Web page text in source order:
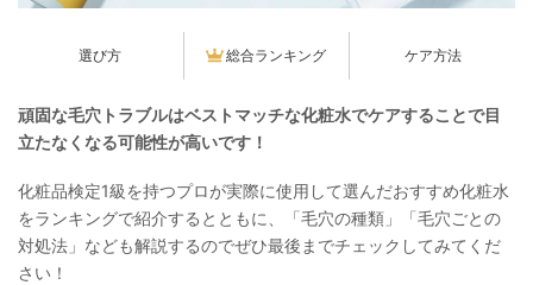
選び方 総合ランキング ケア方法
頑固な毛穴トラブルはベストマッチな化粧水でケアすることで目
立たなくなる可能性が高いです！
化粧品検定1級を持つプロが実際に使用して選んだおすすめ化粧水
をランキングで紹介するとともに、「毛穴の種類」「毛穴ごとの
対処法」なども解説するのでぜひ最後までチェックしてみてくだ
さい！